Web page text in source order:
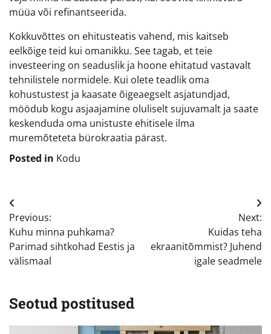
müüa või refinantseerida.
Kokkuvõttes on ehitusteatis vahend, mis kaitseb
eelkõige teid kui omanikku. See tagab, et teie
investeering on seaduslik ja hoone ehitatud vastavalt
tehnilistele normidele. Kui olete teadlik oma
kohustustest ja kaasate õigeaegselt asjatundjad,
möödub kogu asjaajamine oluliselt sujuvamalt ja saate
keskenduda oma unistuste ehitisele ilma
muremõteteta bürokraatia pärast.
Posted in Kodu
Navigeerimine
Previous:
Kuhu minna puhkama?
Parimad sihtkohad Eestis ja
välismaal
Next:
Kuidas teha
ekraanitõmmist? Juhend
igale seadmele
Seotud postitused